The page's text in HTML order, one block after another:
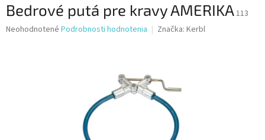
Bedrové putá pre kravy AMERIKA113
Priemerné
Neohodnotené Podrobnosti hodnotenia Značka: Kerbl